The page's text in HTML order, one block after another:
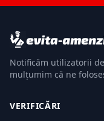
Notificăm utilizatorii
mulțumim că ne
VERIFICĂRI